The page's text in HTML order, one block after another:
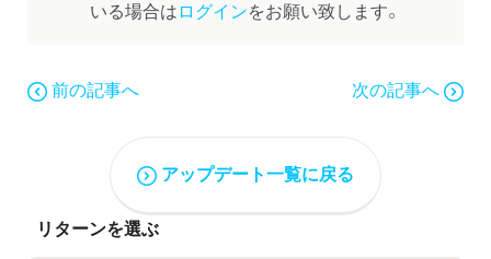
いる場合はログインをお願い致します。
前の記事へ 次の記事へ
アップデート一覧に戻る
リターンを選ぶ